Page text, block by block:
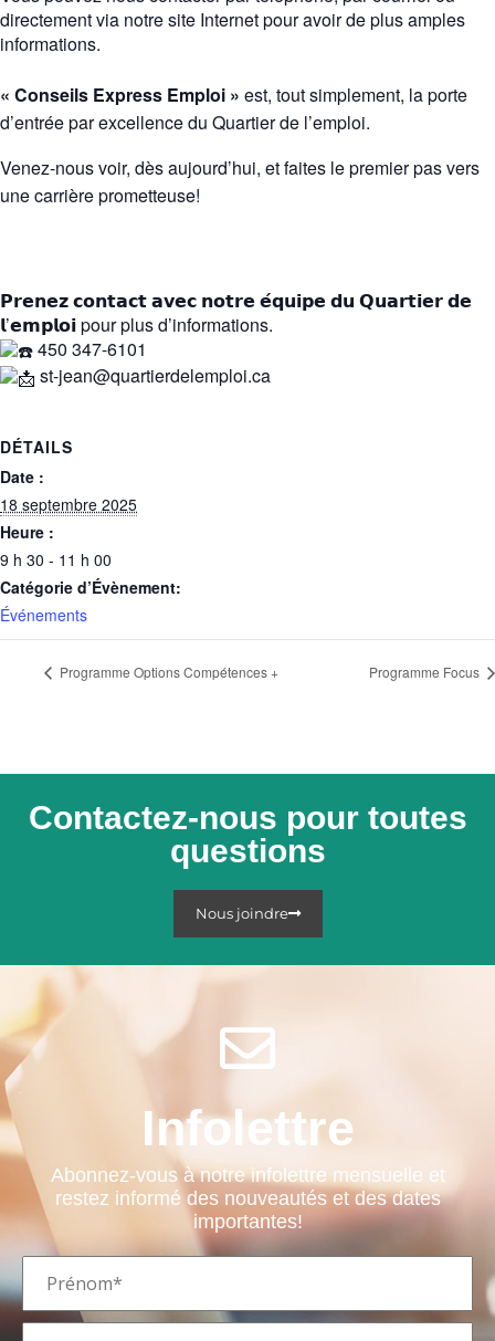
directement via notre site Internet pour avoir de plus amples
informations.
« Conseils Express Emploi » est, tout simplement, la porte
d’entrée par excellence du Quartier de l’emploi.
Venez-nous voir, dès aujourd’hui, et faites le premier pas vers
une carrière prometteuse!
𝗣𝗿𝗲𝗻𝗲𝘇 𝗰𝗼𝗻𝘁𝗮𝗰𝘁 𝗮𝘃𝗲𝗰 𝗻𝗼𝘁𝗿𝗲 𝗲́𝗾𝘂𝗶𝗽𝗲 𝗱𝘂 𝗤𝘂𝗮𝗿𝘁𝗶𝗲𝗿 𝗱𝗲
𝗹’𝗲𝗺𝗽𝗹𝗼𝗶 pour plus d’informations.
450 347-6101
st-jean@quartierdelemploi.ca
DÉTAILS
Date :
18 septembre 2025
Heure :
9 h 30 - 11 h 00
Catégorie d’Évènement:
Événements
Programme Options Compétences + Programme Focus
Contactez-nous pour toutes
questions
Nous joindre
Infolettre
Abonnez-vous à notre infolettre mensuelle et
restez informé des nouveautés et des dates
importantes!